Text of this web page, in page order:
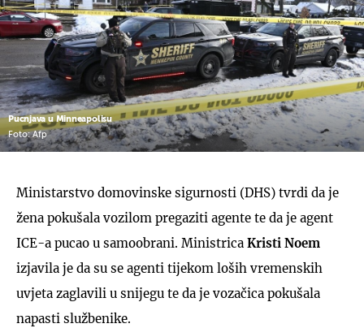
Pucnjava u Minneapolisu
Foto: Afp
Ministarstvo domovinske sigurnosti (DHS) tvrdi da je
žena pokušala vozilom pregaziti agente te da je agent
ICE-a pucao u samoobrani. Ministrica Kristi Noem
izjavila je da su se agenti tijekom loših vremenskih
uvjeta zaglavili u snijegu te da je vozačica pokušala
napasti službenike.